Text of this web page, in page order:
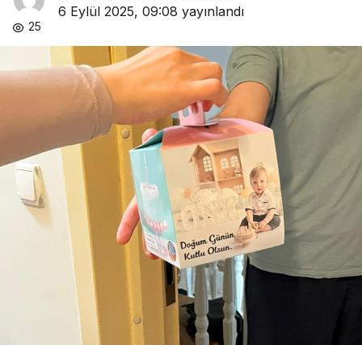
6 Eylül 2025, 09:08 yayınlandı
25